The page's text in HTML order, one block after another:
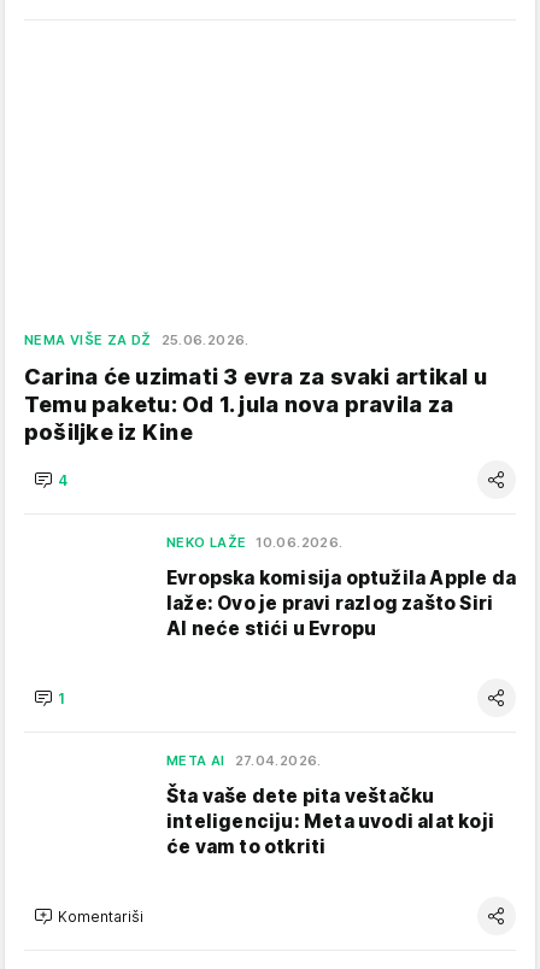
NEMA VIŠE ZA DŽ 25.06.2026.
Carina će uzimati 3 evra za svaki artikal u
Temu paketu: Od 1. jula nova pravila za
pošiljke iz Kine
4
NEKO LAŽE 10.06.2026.
Evropska komisija optužila Apple da
laže: Ovo je pravi razlog zašto Siri
AI neće stići u Evropu
1
META AI 27.04.2026.
Šta vaše dete pita veštačku
inteligenciju: Meta uvodi alat koji
će vam to otkriti
Komentariši